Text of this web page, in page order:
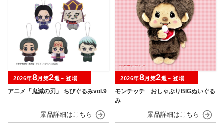
アニメ「鬼滅の刃」 ちびぐるみvol.9
2026年8月第2週～登場
モンチッチ おしゃぶりBIGぬいぐる
み
2026年8月第2週～登場